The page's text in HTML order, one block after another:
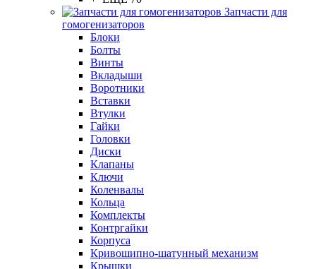
Запчасти для
гомогенизаторов
Блоки
Болты
Винты
Вкладыши
Воротники
Вставки
Втулки
Гайки
Головки
Диски
Клапаны
Ключи
Коленвалы
Кольца
Комплекты
Контргайки
Корпуса
Кривошипно-шатунный механизм
Крышки